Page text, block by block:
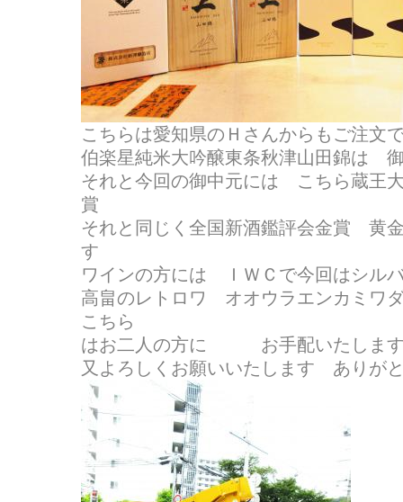
こちらは愛知県のＨさんからもご注文
伯楽星純米大吟醸東条秋津山田錦は
それと今回の御中元には こちら蔵王
賞
それと同じく全国新酒鑑評会金賞 黄
す
ワインの方には ＩＷＣで今回はシル
高畠のレトロワ オオウラエンカミワ
こちら
はお二人の方に お手配いたしま
又よろしくお願いいたします ありが